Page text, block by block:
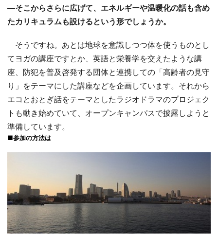
―そこからさらに広げて、エネルギーや温暖化の話も含め
たカリキュラムも設けるという形でしょうか。
そうですね。あとは地球を意識しつつ体を使うものとし
てヨガの講座ですとか、英語と栄養学を交えたような講
座、防犯を普及啓発する団体と連携しての「高齢者の見守
り」をテーマにした講座などを企画しています。それから
エコとおとぎ話をテーマとしたラジオドラマのプロジェク
トも動き始めていて、オープンキャンパスで披露しようと
準備しています。
■参加の方法は